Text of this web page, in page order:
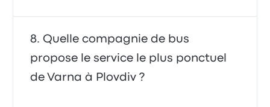
Quelle compagnie de bus
propose le service le plus ponctuel
de Varna à Plovdiv ?